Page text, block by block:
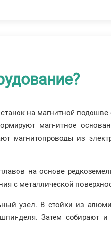
на магнитной
магнитное
магнитопроводы из
на основе
с металлической
узел. В стойки из
Затем собирают и